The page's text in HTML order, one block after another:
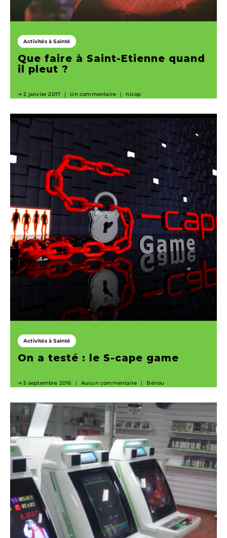
Activités à Sainté
Que faire à Saint-Etienne quand
il pleut ?
2 janvier 2017 Un commentaire nicop
Activités à Sainté
On a testé : le S-cape game
5 septembre 2016 Aucun commentaire Bénou